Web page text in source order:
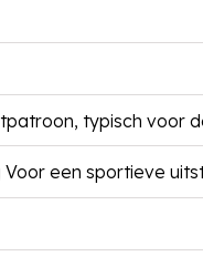
typisch voor
een sportieve